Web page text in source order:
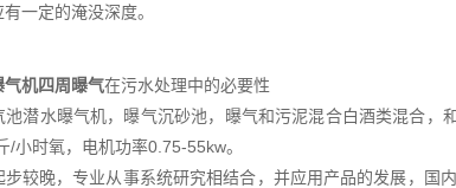
一定的淹没深度。
气机四周曝气在污水处理中的必要性
池潜水曝气机，曝气沉砂池，曝气和污泥混合白酒类混合
/小时氧，电机功率0.75-55kw。
步较晚，专业从事系统研究相结合，并应用产品的发展，国